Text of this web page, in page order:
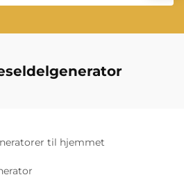
til hjemmet